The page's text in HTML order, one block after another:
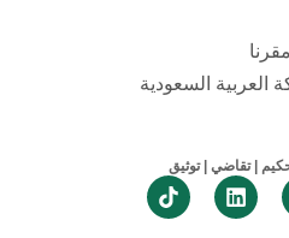
مقرنا
العربية السعودية
| تقاضي | توثيق
Linkedin